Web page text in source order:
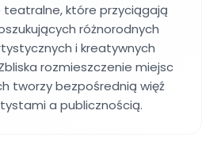
teatralne, które przyciągają
różnorodnych
i kreatywnych
rozmieszczenie miejsc
tworzy bezpośrednią więź
a publicznością.